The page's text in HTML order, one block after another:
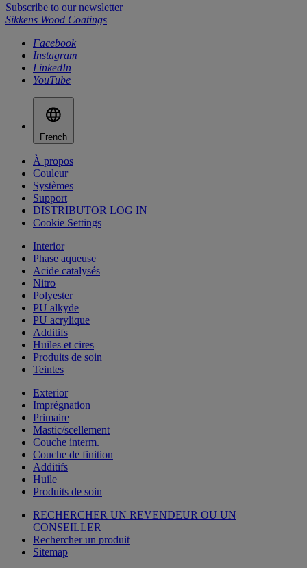
Subscribe to our newsletter
Sikkens Wood Coatings
Facebook
Instagram
LinkedIn
YouTube
French
À propos
Couleur
Systèmes
Support
DISTRIBUTOR LOG IN
Cookie Settings
Interior
Phase aqueuse
Acide catalysés
Nitro
Polyester
PU alkyde
PU acrylique
Additifs
Huiles et cires
Produits de soin
Teintes
Exterior
Imprégnation
Primaire
Mastic/scellement
Couche interm.
Couche de finition
Additifs
Huile
Produits de soin
RECHERCHER UN REVENDEUR OU UN
CONSEILLER
Rechercher un produit
Sitemap